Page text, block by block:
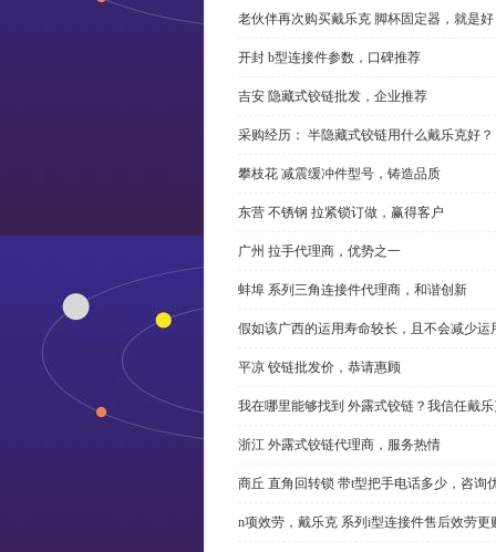
老伙伴再次购买戴乐克 脚杯固定器，就是
开封 b型连接件参数，口碑推荐
吉安 隐藏式铰链批发，企业推荐
采购经历： 半隐藏式铰链用什么戴乐克好？
攀枝花 减震缓冲件型号，铸造品质
东营 不锈钢 拉紧锁订做，赢得客户
广州 拉手代理商，优势之一
蚌埠 系列三角连接件代理商，和谐创新
假如该广西的运用寿命较长，且不会减少
平凉 铰链批发价，恭请惠顾
我在哪里能够找到 外露式铰链？我信任戴
浙江 外露式铰链代理商，服务热情
商丘 直角回转锁 带t型把手电话多少，咨询
n项效劳，戴乐克 系列i型连接件售后效劳更